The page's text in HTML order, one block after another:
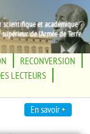
En savoir +
scientifique et académique
de l'Armée de Terre
RECONVERSION
LECTEURS